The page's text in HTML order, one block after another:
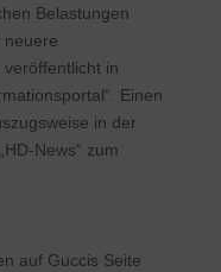
Belastungen
neuere
in
Einen
in der
News“ zum
auf Guccis Seite